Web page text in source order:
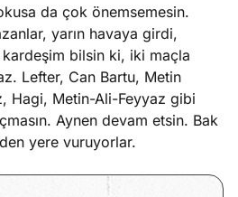
da çok önemsemesin.
yarın havaya girdi,
kardeşim bilsin ki, iki maçla
Lefter, Can Bartu, Metin
Hagi, Metin-Ali-Feyyaz gibi
Aynen devam etsin. Bak
yere vuruyorlar.